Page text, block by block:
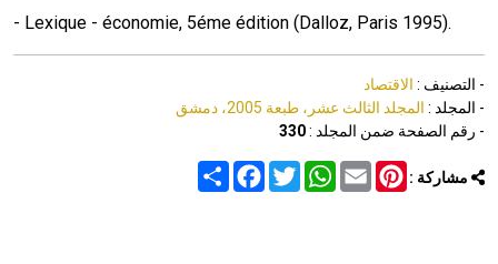
- Lexique - économie, 5éme édition (Dalloz, Paris 1995).
- التصنيف : الاقتصاد
- المجلد : المجلد الثالث عشر، طبعة 2005، دمشق
- رقم الصفحة ضمن المجلد :330
مشاركة : Share
FacebookTwitter
WhatsAppEmail
Pinterest